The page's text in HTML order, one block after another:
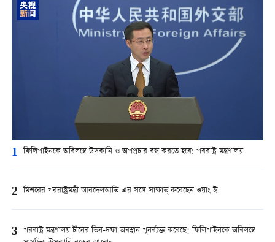
1 ফিলিপাইনকে অবিলম্বে উসকানি ও অপপ্রচার বন্ধ করতে হবে: পররাষ্ট্র মন্ত্রণালয়
2 মিশরের পররাষ্ট্রমন্ত্রী আবদেলআতি-এর সঙ্গে সাক্ষাত্ করেছেন ওয়াং ই
3 পররাষ্ট্র মন্ত্রণালয় চীনের তিন-দফা অবস্থান পুনর্ব্যক্ত করেছে! ফিলিপাইনকে অবিলম্বে